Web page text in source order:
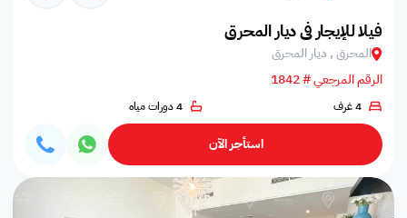
فيلا للإيجار في ديار المحرق
المحرق , ديار المحرق
الرقم المرجعي # 1842
4 غرف 4 دورات مياه
استأجر الآن